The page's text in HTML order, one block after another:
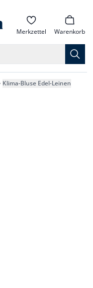
Merkzettel Warenkorb
Klima-Bluse Edel-Leinen